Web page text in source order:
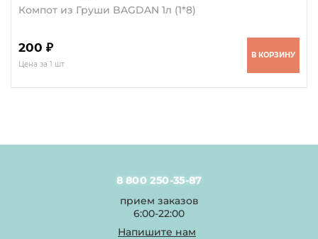
Компот из Груши BAGDAN 1л (1*8)
200 ₽
Цена за 1 шт
В КОРЗИНУ
8 800 250-35-87
прием заказов
6:00-22:00
Напишите нам